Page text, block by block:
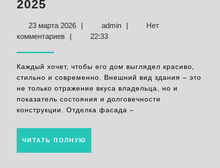
2025
современные
и
инновационные
технологии
2025
23 марта 202623
марта
| adminadmin
|
Нет
комментариев
| 22:33
Каждый хочет, чтобы его дом выглядел красиво,
стильно и современно. Внешний вид здания – это
не только отражение вкуса владельца, но и
показатель состояния и долговечности
конструкции. Отделка фасада –
ЧИТАТЬ ПОЛНУЮ